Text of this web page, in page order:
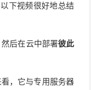
下视频很好地总结
后在云中部署彼此
，它与专用服务器